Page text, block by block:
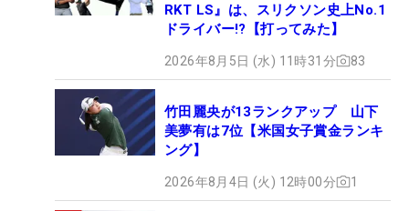
RKT LS』は、スリクソン史上No.1
ドライバー!?【打ってみた】
2026年8月5日 (水) 11時31分 83
竹田麗央が13ランクアップ 山下
美夢有は7位【米国女子賞金ランキ
ング】
2026年8月4日 (火) 12時00分 1